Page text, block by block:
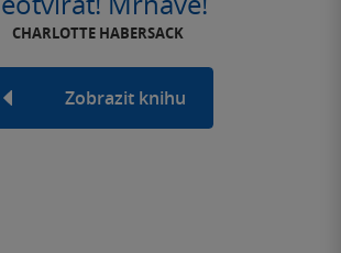
CHARLOTTE HABERSACK
Zobrazit knihu